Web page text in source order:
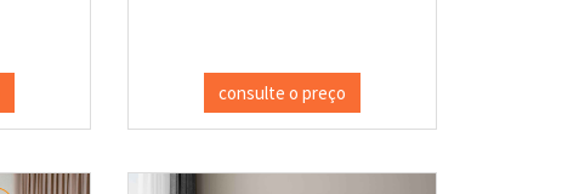
consulte o preço